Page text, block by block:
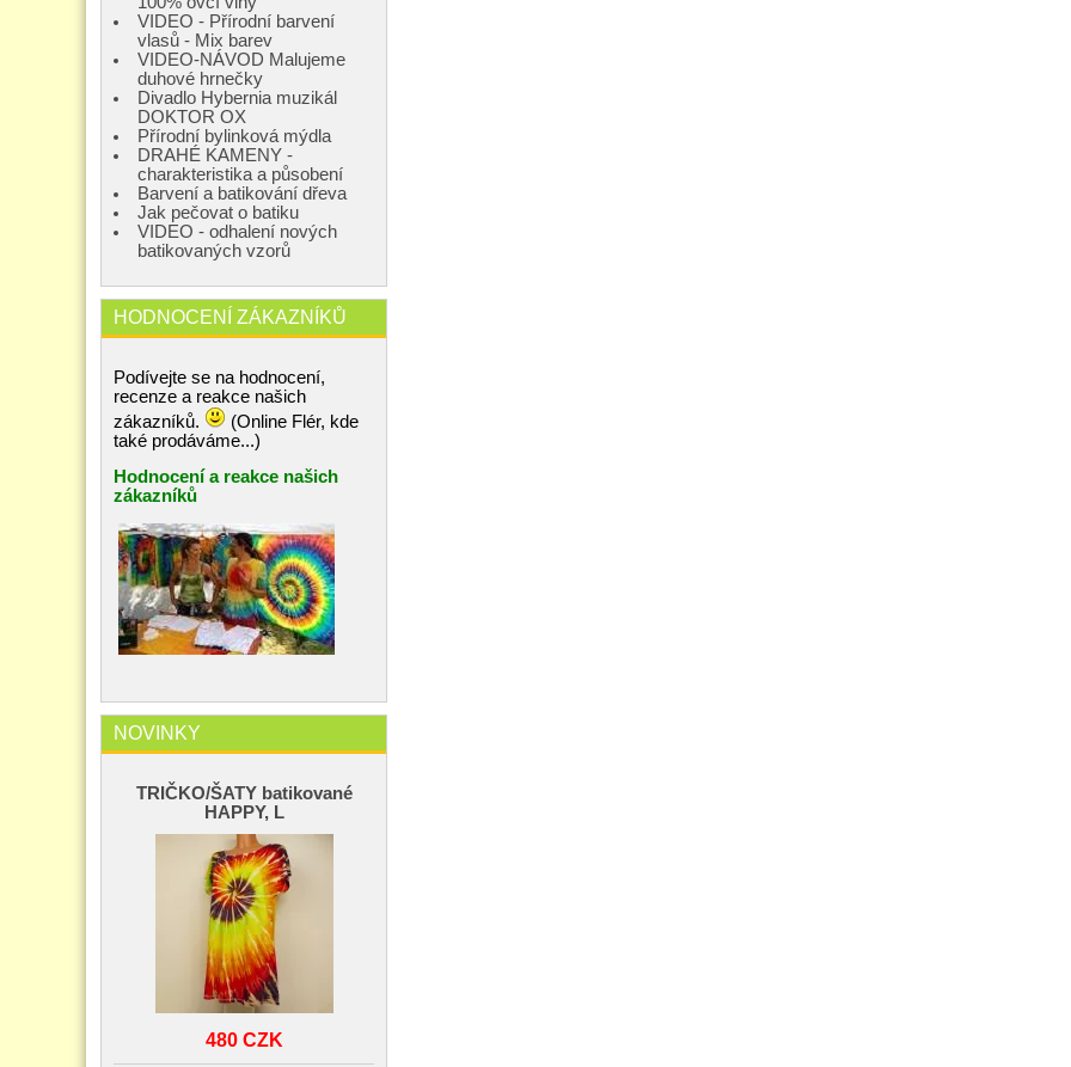
VIDEO - Přírodní barvení
vlasů - Mix barev
VIDEO-NÁVOD Malujeme
duhové hrnečky
Divadlo Hybernia muzikál
DOKTOR OX
Přírodní bylinková mýdla
DRAHÉ KAMENY -
charakteristika a působení
Barvení a batikování dřeva
Jak pečovat o batiku
VIDEO - odhalení nových
batikovaných vzorů
HODNOCENÍ ZÁKAZNÍKŮ
Podívejte se na hodnocení,
recenze a reakce našich
zákazníků.
(Online Flér, kde
také prodáváme...)
Hodnocení a reakce našich
zákazníků
NOVINKY
TRIČKO/ŠATY batikované
HAPPY, L
480 CZK